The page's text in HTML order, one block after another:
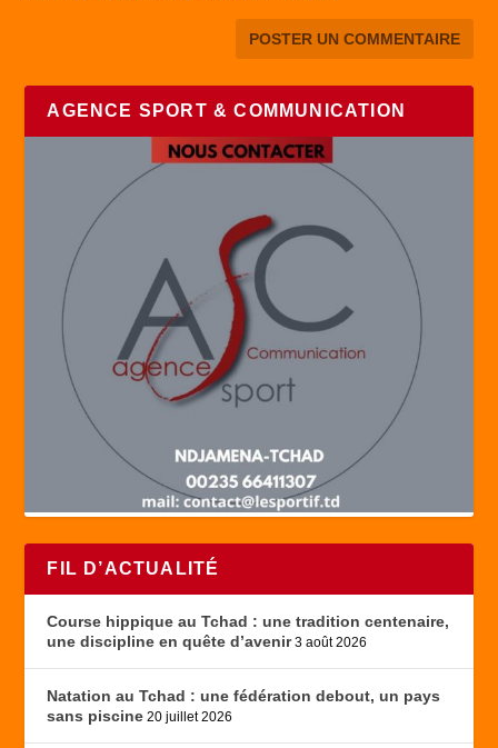
AGENCE SPORT & COMMUNICATION
FIL D’ACTUALITÉ
Course hippique au Tchad : une tradition centenaire,
une discipline en quête d’avenir 3 août 2026
Natation au Tchad : une fédération debout, un pays
sans piscine 20 juillet 2026